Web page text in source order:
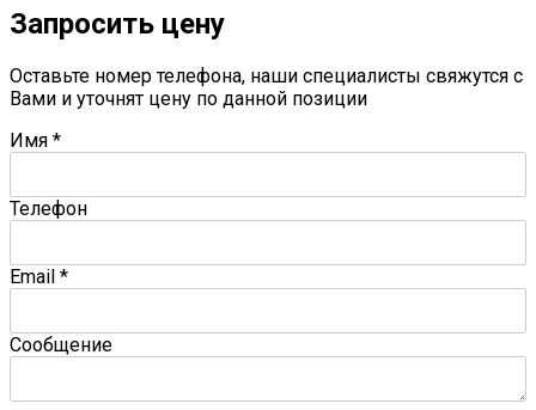
Запросить цену
Оставьте номер телефона, наши специалисты свяжутся с
Вами и уточнят цену по данной позиции
Имя *
Телефон
Email *
Сообщение